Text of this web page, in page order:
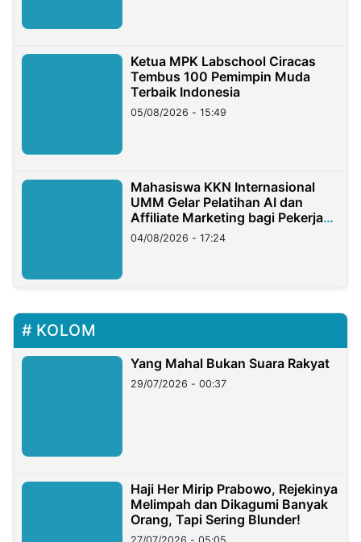
Ketua MPK Labschool Ciracas
Tembus 100 Pemimpin Muda
Terbaik Indonesia
05/08/2026 - 15:49
Mahasiswa KKN Internasional
UMM Gelar Pelatihan AI dan
Affiliate Marketing bagi Pekerja
Migran Indonesia di Taiwan
04/08/2026 - 17:24
KOLOM
Yang Mahal Bukan Suara Rakyat
29/07/2026 - 00:37
Haji Her Mirip Prabowo, Rejekinya
Melimpah dan Dikagumi Banyak
Orang, Tapi Sering Blunder!